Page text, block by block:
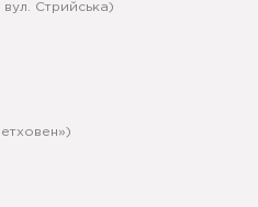
Стрийська)